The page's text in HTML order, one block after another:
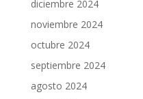
diciembre 2024
noviembre 2024
octubre 2024
septiembre 2024
agosto 2024